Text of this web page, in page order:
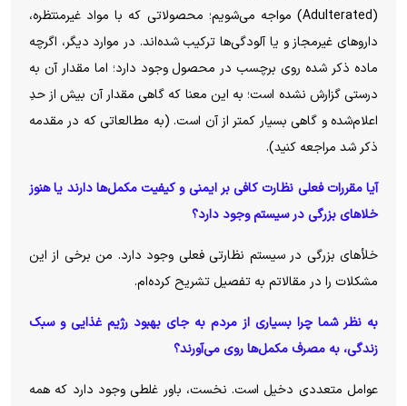
(Adulterated) مواجه می‌شویم؛ محصولاتی که با مواد غیرمنتظره،
دارو‌های غیرمجاز و یا آلودگی‌ها ترکیب شده‌اند. در موارد دیگر، اگرچه
ماده ذکر شده روی برچسب در محصول وجود دارد؛ اما مقدار آن به
درستی گزارش نشده است؛ به این معنا که گاهی مقدار آن بیش از حدِ
اعلام‌شده و گاهی بسیار کمتر از آن است. (به مطالعاتی که در مقدمه
ذکر شد مراجعه کنید).
آیا مقررات فعلی نظارت کافی بر ایمنی و کیفیت مکمل‌ها دارند یا هنوز
خلا‌های بزرگی در سیستم وجود دارد؟
خلأ‌های بزرگی در سیستم نظارتی فعلی وجود دارد. من برخی از این
مشکلات را در مقالاتم به تفصیل تشریح کرده‌ام.
به نظر شما چرا بسیاری از مردم به جای بهبود رژیم غذایی و سبک
زندگی، به مصرف مکمل‌ها روی می‌آورند؟
عوامل متعددی دخیل است. نخست، باور غلطی وجود دارد که همه